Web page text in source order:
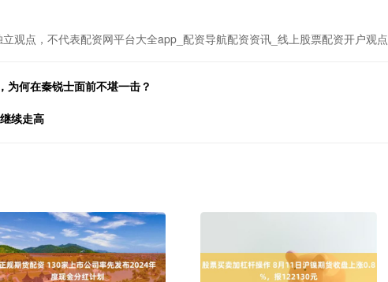
观点，不代表配资网平台大全app_配资导航配资资讯_线上股票配资开户观点
为何在秦锐士面前不堪一击？
续走高